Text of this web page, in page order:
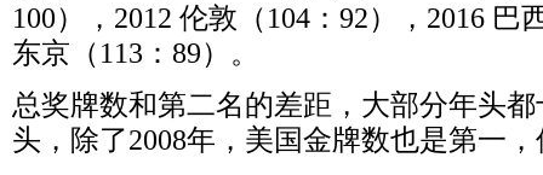
100），2012 伦敦（104：92），2016 巴
东京（113：89）。
总奖牌数和第二名的差距，大部分年头
头，除了2008年，美国金牌数也是第一